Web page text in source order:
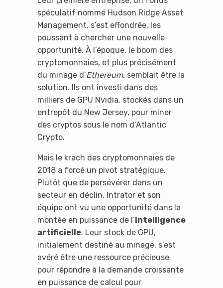
spéculatif nommé Hudson Ridge Asset
Management, s’est effondrée, les
poussant à chercher une nouvelle
opportunité. À l’époque, le boom des
cryptomonnaies, et plus précisément
du minage d’Ethereum, semblait être la
solution. Ils ont investi dans des
milliers de GPU Nvidia, stockés dans un
entrepôt du New Jersey, pour miner
des cryptos sous le nom d’Atlantic
Crypto.
Mais le krach des cryptomonnaies de
2018 a forcé un pivot stratégique.
Plutôt que de persévérer dans un
secteur en déclin, Intrator et son
équipe ont vu une opportunité dans la
montée en puissance de l’intelligence
artificielle. Leur stock de GPU,
initialement destiné au minage, s’est
avéré être une ressource précieuse
pour répondre à la demande croissante
en puissance de calcul pour